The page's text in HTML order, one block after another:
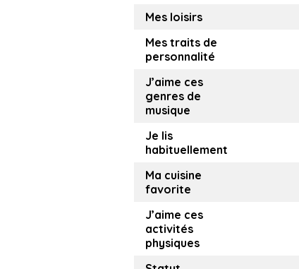
Mes loisirs
Mes traits de
personnalité
J’aime ces
genres de
musique
Je lis
habituellement
Ma cuisine
favorite
J’aime ces
activités
physiques